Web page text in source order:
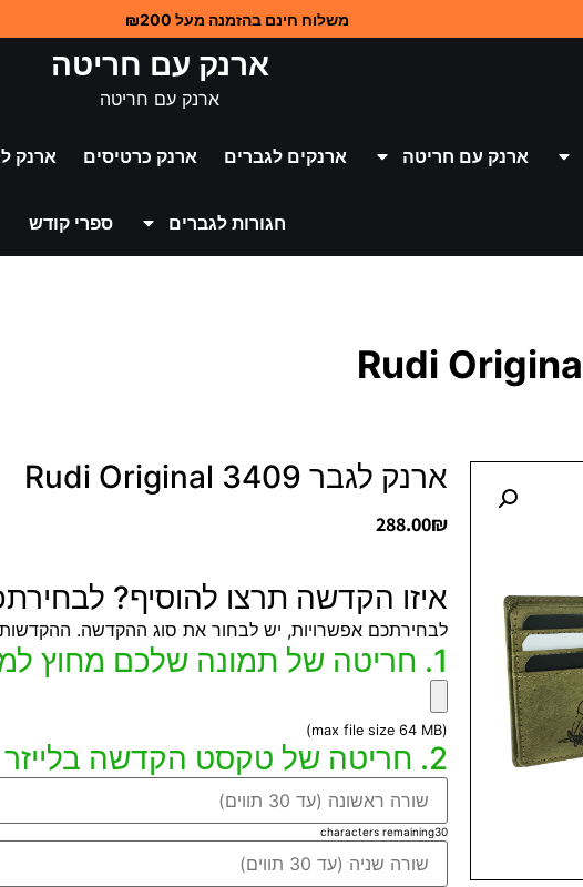
משלוח חינם בהזמנה מעל ₪200
ארנק עם חריטה
ארנק עם חריטה
ארנק עם חריטה ארנקים לגברים ארנק כרטיסים ארנק
חגורות לגברים ספרי קודש
ארנק לגבר 3409 Rudi Original
288.00₪
איזו הקדשה תרצו להוסיף?
לבחירתכם אפשרויות, יש לבחור את סוג ההקדשה. ההקדשות
1. חריטה של תמונה שלכם מחוץ למוצר
(max file size 64 MB)
2. חריטה של טקסט הקדשה בלייזר (שחור) בכל השפות
30
characters remaining